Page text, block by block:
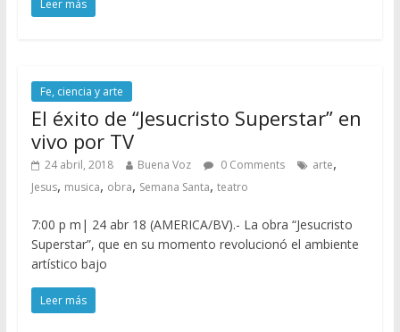
Leer más
Fe, ciencia y arte
El éxito de “Jesucristo Superstar” en
vivo por TV
24 abril, 2018 Buena Voz 0 Comments arte,
Jesus, musica, obra, Semana Santa, teatro
7:00 p m| 24 abr 18 (AMERICA/BV).- La obra “Jesucristo
Superstar”, que en su momento revolucionó el ambiente
artístico bajo
Leer más